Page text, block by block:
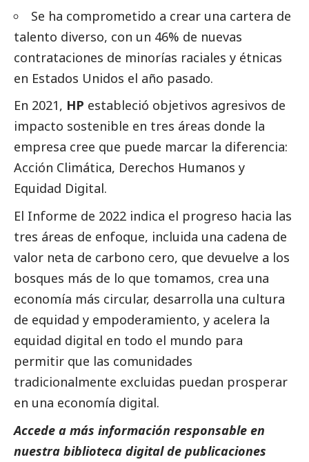
Se ha comprometido a crear una cartera de
talento diverso, con un 46% de nuevas
contrataciones de minorías raciales y étnicas
en Estados Unidos el año pasado.
En 2021, HP estableció objetivos agresivos de
impacto sostenible en tres áreas donde la
empresa cree que puede marcar la diferencia:
Acción Climática, Derechos Humanos y
Equidad Digital.
El Informe de 2022 indica el progreso hacia las
tres áreas de enfoque, incluida una cadena de
valor neta de carbono cero, que devuelve a los
bosques más de lo que tomamos, crea una
economía más circular, desarrolla una cultura
de equidad y empoderamiento, y acelera la
equidad digital en todo el mundo para
permitir que las comunidades
tradicionalmente excluidas puedan prosperar
en una economía digital.
Accede a más información responsable en
nuestra biblioteca digital de publicaciones